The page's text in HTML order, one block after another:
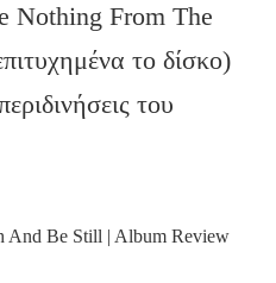
Nothing From The
το δίσκο)
του